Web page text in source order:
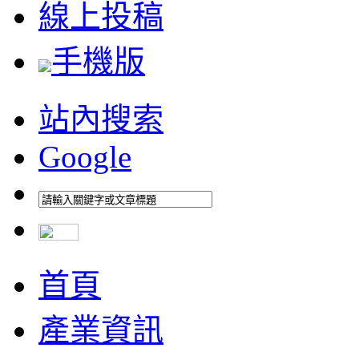
線上投稿
手機版
站內搜索
Google
首頁
產業資訊